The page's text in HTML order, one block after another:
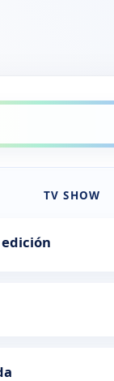
TV SHOW